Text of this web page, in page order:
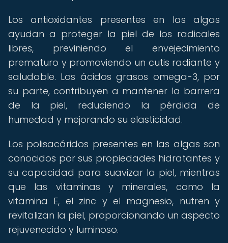
Los antioxidantes presentes en las algas
ayudan a proteger la piel de los radicales
libres, previniendo el envejecimiento
prematuro y promoviendo un cutis radiante y
saludable. Los ácidos grasos omega-3, por
su parte, contribuyen a mantener la barrera
de la piel, reduciendo la pérdida de
humedad y mejorando su elasticidad.
Los polisacáridos presentes en las algas son
conocidos por sus propiedades hidratantes y
su capacidad para suavizar la piel, mientras
que las vitaminas y minerales, como la
vitamina E, el zinc y el magnesio, nutren y
revitalizan la piel, proporcionando un aspecto
rejuvenecido y luminoso.